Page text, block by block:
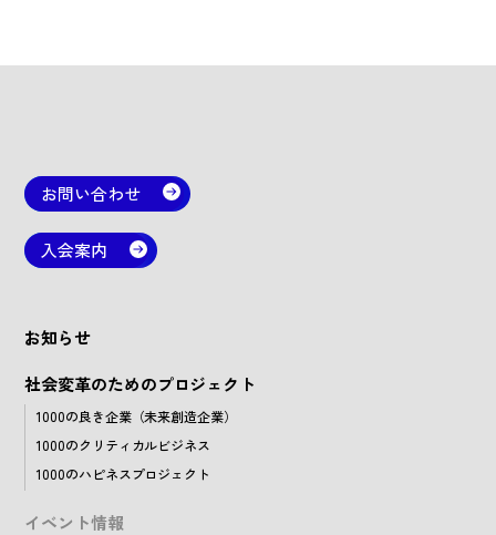
お問い合わせ
入会案内
お知らせ
社会変革のためのプロジェクト
1000の良き企業（未来創造企業）
1000のクリティカルビジネス
1000のハピネスプロジェクト
イベント情報